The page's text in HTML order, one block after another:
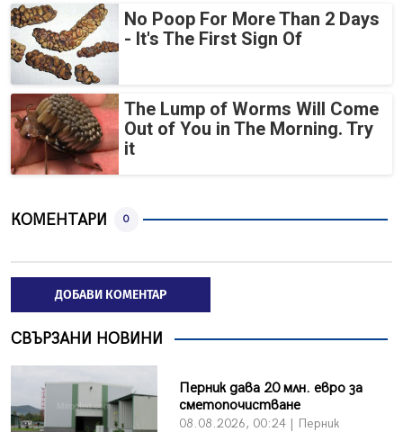
No Poop For More Than 2 Days
- It's The First Sign Of
The Lump of Worms Will Come
Out of You in The Morning. Try
it
КОМЕНТАРИ 0
ДОБАВИ КОМЕНТАР
СВЪРЗАНИ НОВИНИ
Перник дава 20 млн. евро за
сметопочистване
08.08.2026, 00:24 | Перник